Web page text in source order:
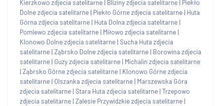
Kierzkowo zdjecia satelitarne Bliziny zdjecia satelitarne
Piekło
Dolne zdjecia satelitarne | Piekło Górne zdjecia satelitarne | Huta
Górna zdjecia satelitarne | Huta Dolna zdjecia satelitarne |
Pomlewo zdjecia satelitarne | Miłowo zdjecia satelitarne |
Klonowo Dolne zdjecia satelitarne | Sucha Huta zdjecia
satelitarne | Ząbrsko Dolne zdjecia satelitarne | Borowina zdjecia
satelitarne | Guzy zdjecia satelitarne | Michalin zdjecia satelitarne
| Ząbrsko Górne zdjecia satelitarne | Klonowo Górne zdjecia
satelitarne | Olszanka zdjecia satelitarne | Marszewska Góra
zdjecia satelitarne | Stara Huta zdjecia satelitarne | Trzepowo
zdjecia satelitarne | Zalesie Przywidzkie zdjecia satelitarne |